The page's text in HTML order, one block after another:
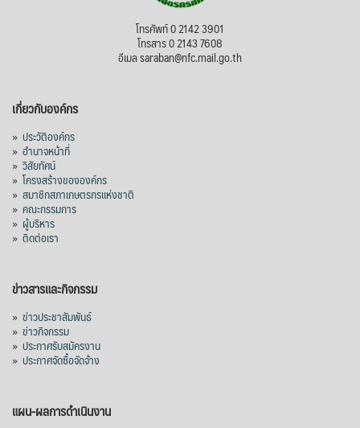
โทรศัพท์ 0 2142 3901
โทรสาร 0 2143 7608
อีเมล saraban@nfc.mail.go.th
เกี่ยวกับองค์กร
» ประวัติองค์กร
» อำนาจหน้าที่
» วิสัยทัศน์
» โครงสร้างขององค์กร
» สมาชิกสภาเกษตรกรแห่งชาติ
» คณะกรรมการ
» ผู้บริหาร
» ติดต่อเรา
ข่าวสารและกิจกรรม
» ข่าวประชาสัมพันธ์
» ข่าวกิจกรรม
» ประกาศรับสมัครงาน
» ประกาศจัดซื้อจัดจ้าง
แผน-ผลการดำเนินงาน